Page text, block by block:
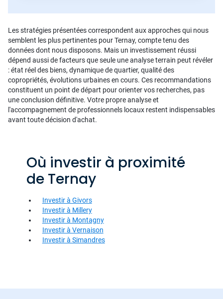
Les stratégies présentées correspondent aux approches qui nous
semblent les plus pertinentes pour Ternay, compte tenu des
données dont nous disposons. Mais un investissement réussi
dépend aussi de facteurs que seule une analyse terrain peut révéler
: état réel des biens, dynamique de quartier, qualité des
copropriétés, évolutions urbaines en cours. Ces recommandations
constituent un point de départ pour orienter vos recherches, pas
une conclusion définitive. Votre propre analyse et
l'accompagnement de professionnels locaux restent indispensables
avant toute décision d'achat.
Où investir à proximité
de Ternay
Investir à Givors
Investir à Millery
Investir à Montagny
Investir à Vernaison
Investir à Simandres